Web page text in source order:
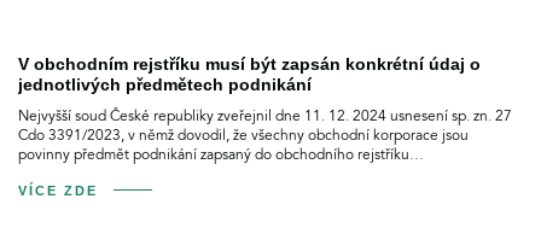
V obchodním rejstříku musí být zapsán konkrétní údaj o
jednotlivých předmětech podnikání
Nejvyšší soud České republiky zveřejnil dne 11. 12. 2024 usnesení sp. zn. 27
Cdo 3391/2023, v němž dovodil, že všechny obchodní korporace jsou
povinny předmět podnikání zapsaný do obchodního rejstříku…
VÍCE ZDE